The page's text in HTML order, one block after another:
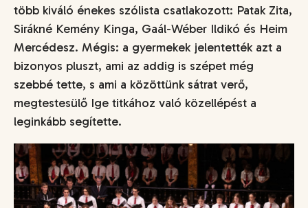
több kiváló énekes szólista csatlakozott: Patak Zita,
Sirákné Kemény Kinga, Gaál-Wéber Ildikó és Heim
Mercédesz. Mégis: a gyermekek jelentették azt a
bizonyos pluszt, ami az addig is szépet még
szebbé tette, s ami a közöttünk sátrat verő,
megtestesülő Ige titkához való közellépést a
leginkább segítette.